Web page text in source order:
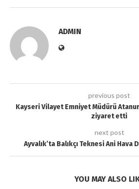
ADMIN
previous post
Kayseri Vilayet Emniyet Müdürü
ziyaret etti
next post
Ayvalık’ta Balıkçı Teknesi Ani
YOU MAY ALSO